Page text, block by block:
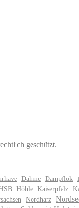
geschützt.
Dahme Dampflok
Höhle Kaiserpfalz
Nordharz